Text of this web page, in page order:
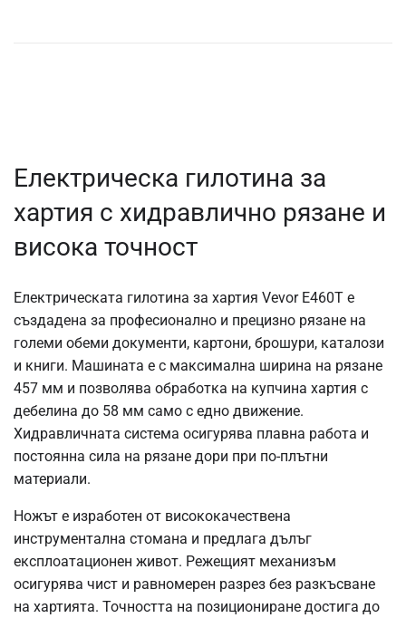
Електрическа гилотина за
хартия с хидравлично рязане и
висока точност
Електрическата гилотина за хартия Vevor E460T е
създадена за професионално и прецизно рязане на
големи обеми документи, картони, брошури, каталози
и книги. Машината е с максимална ширина на рязане
457 мм и позволява обработка на купчина хартия с
дебелина до 58 мм само с едно движение.
Хидравличната система осигурява плавна работа и
постоянна сила на рязане дори при по-плътни
материали.
Ножът е изработен от висококачествена
инструментална стомана и предлага дълъг
експлоатационен живот. Режещият механизъм
осигурява чист и равномерен разрез без разкъсване
на хартията. Точността на позициониране достига до